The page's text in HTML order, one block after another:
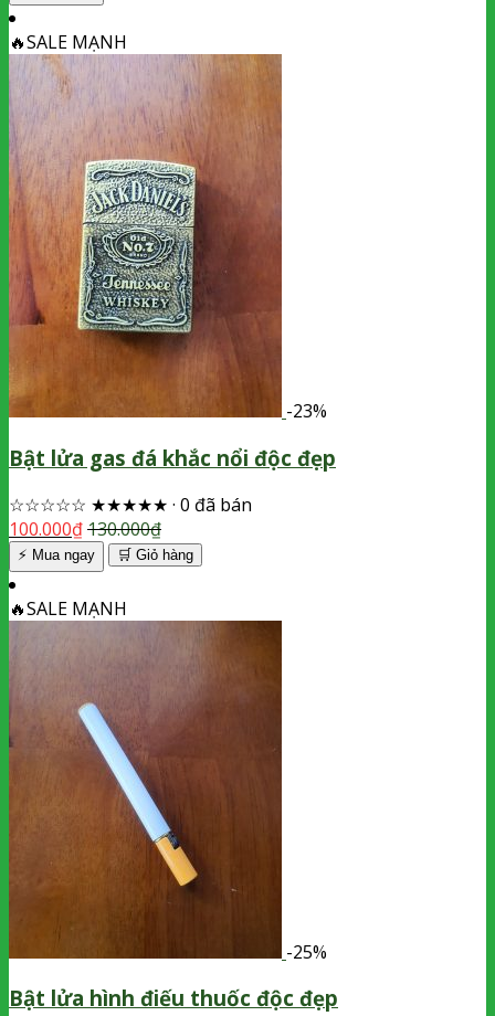
🔥SALE MẠNH
-23%
Bật lửa gas đá khắc nổi độc đẹp
☆☆☆☆☆ ★★★★★ · 0 đã bán
100.000₫130.000₫
⚡ Mua ngay 🛒 Giỏ hàng
🔥SALE MẠNH
-25%
Bật lửa hình điếu thuốc độc đẹp